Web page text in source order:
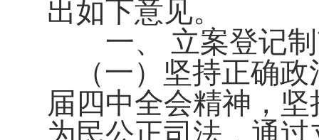
出如下意见。
一、 立案登记
（一）坚持正确
届四中全会精神，